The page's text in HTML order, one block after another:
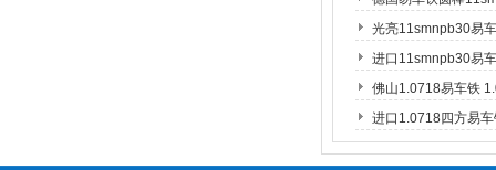
光亮11smnpb30易
进口11smnpb30易
佛山1.0718易车铁
进口1.0718四方易